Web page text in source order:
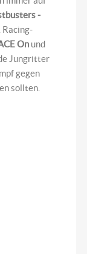
-
Racing-
On und
Jungritter
gegen
sollten.